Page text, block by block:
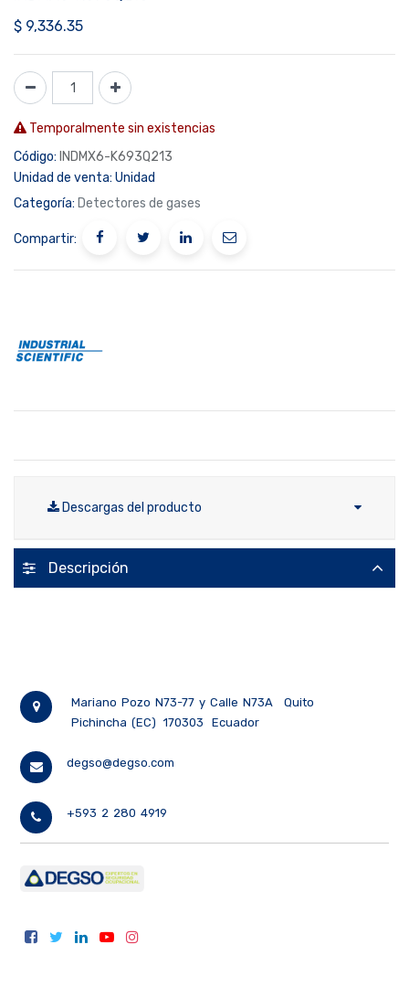
$ 9,336.35
Temporalmente sin existencias
Código: INDMX6-K693Q213
Unidad de venta: Unidad
Categoría: Detectores de gases
Compartir:
Descargas del producto
Descripción
Mariano Pozo N73-77 y Calle N73A
Quito
Pichincha (EC)
170303 Ecuador
degso@degso.com
+593 2 280 4919